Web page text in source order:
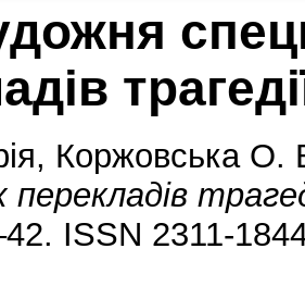
, Коржовська О.
перекладів
ISSN 2311-